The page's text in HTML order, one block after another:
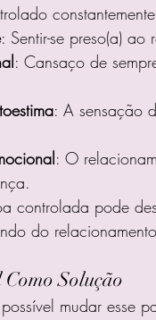
: Sentir-se preso(a) ao
: Cansaço de
: A sensação
: O
controlada pode
do
Solução
mudar esse